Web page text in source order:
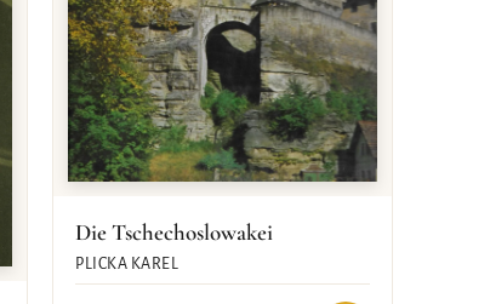
Die Tschechoslowakei
PLICKA KAREL